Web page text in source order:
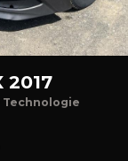
2017
Technologie